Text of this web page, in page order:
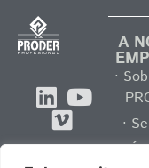
A
·
·
·